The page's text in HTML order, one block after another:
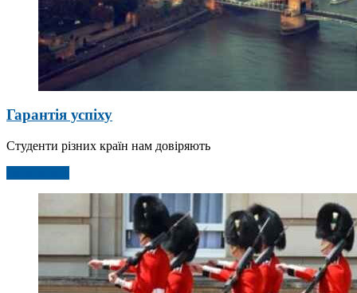
Гарантія успіху
Студенти різних країн нам довіряють